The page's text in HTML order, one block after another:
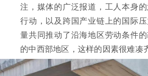
注，媒体的广泛报道，工人本身
行动，以及跨国产业链上的国际
量共同推动了沿海地区劳动条件
的中西部地区，这样的因素很难凑